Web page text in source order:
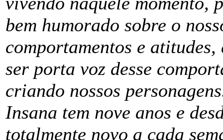
bem humorado sobre o
comportamentos e
ser porta voz desse
criando nossos
Insana tem nove anos e
totalmente novo a cada